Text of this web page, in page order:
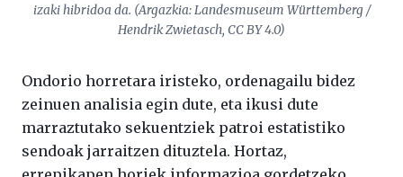
izaki hibridoa da. (Argazkia: Landesmuseum Württemberg /
Hendrik Zwietasch, CC BY 4.0)
Ondorio horretara iristeko, ordenagailu bidez
zeinuen analisia egin dute, eta ikusi dute
marraztutako sekuentziek patroi estatistiko
sendoak jarraitzen dituztela. Hortaz,